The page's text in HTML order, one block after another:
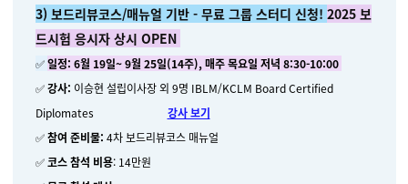
3) 보드리뷰코스/매뉴얼 기반 - 무료 그룹 스터디 신청! 2025 보
드시험 응시자 상시 OPEN
✅일정: 6월 19일~ 9월 25일(14주), 매주 목요일 저녁 8:30-10:00
✅강사: 이승현 설립이사장 외 9명 IBLM/KCLM Board Certified
Diplomates 강사 보기
✅참여 준비물: 4차 보드리뷰코스 매뉴얼
✅코스 참석 비용: 14만원